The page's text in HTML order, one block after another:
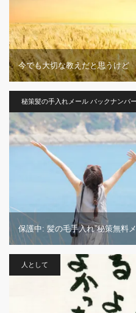
今でも大切な教えだと思うけど
秘策髪の手入れメール バックナンバー
保護中: 髪の毛手入れ”秘策無料
人として